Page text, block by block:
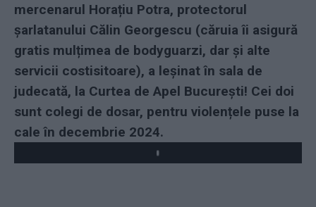
mercenarul Horațiu Potra, protectorul
șarlatanului Călin Georgescu (căruia îi asigură
gratis mulțimea de bodyguarzi, dar și alte
servicii costisitoare), a leșinat în sala de
judecată, la Curtea de Apel București! Cei doi
sunt colegi de dosar, pentru violențele puse la
cale în decembrie 2024.
Play